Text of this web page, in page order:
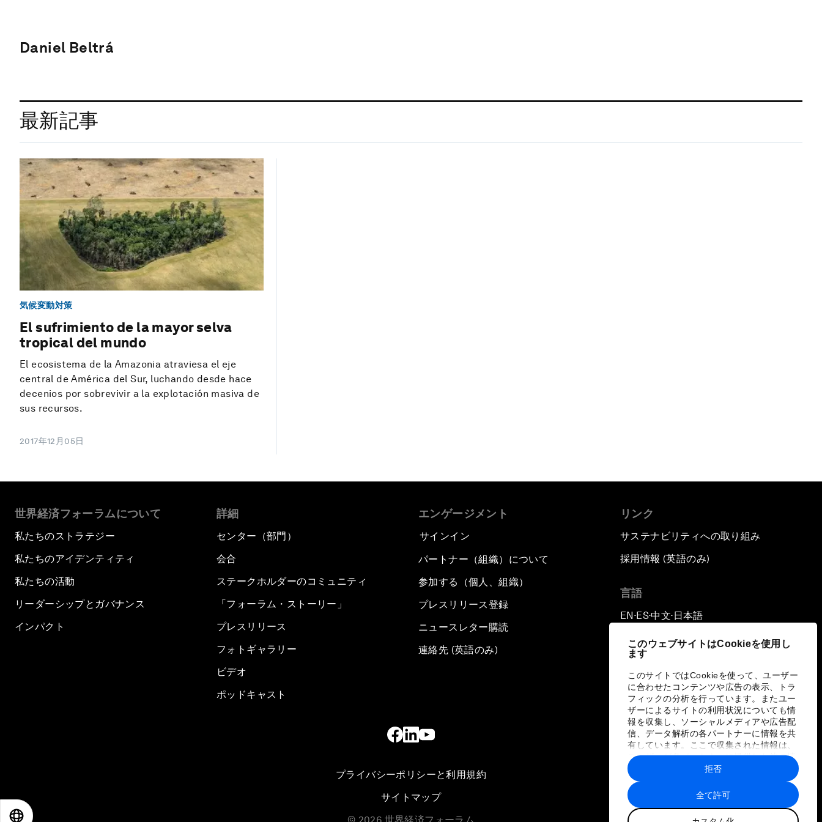
このウェブサイトはCookieを使用し
ます
このサイトではCookieを使って、ユーザー
に合わせたコンテンツや広告の表示、トラ
フィックの分析を行っています。またユー
ザーによるサイトの利用状況についても情
報を収集し、ソーシャルメディアや広告配
信、データ解析の各パートナーに情報を共
有しています。ここで収集された情報は、
ユーザーが各パートナーに提供した他の情
報や各パートナーのサービスを使用した際
に収集された情報と組み合わされ、各パー
トナーによって使用されることがありま
す。
全て許可
拒否
Daniel Beltrá
最新記事
気候変動対策
El sufrimiento de la mayor selva
tropical del mundo
El ecosistema de la Amazonia atraviesa el eje
central de América del Sur, luchando desde hace
decenios por sobrevivir a la explotación masiva de
sus recursos.
2017年12月05日
世界経済フォーラムについて
私たちのストラテジー
私たちのアイデンティティ
私たちの活動
リーダーシップとガバナンス
インパクト
詳細
センター（部門）
会合
ステークホルダーのコミュニティ
「フォーラム・ストーリー」
プレスリリース
フォトギャラリー
ビデオ
ポッドキャスト
エンゲージメント
サインイン
パートナー（組織）について
参加する（個人、組織）
プレスリリース登録
ニュースレター購読
連絡先 (英語のみ)
リンク
サステナビリティへの取り組み
採用情報 (英語のみ)
言語
EN ▪ ES▪中文▪ 日本語
プライバシーポリシーと利用規約
サイトマップ